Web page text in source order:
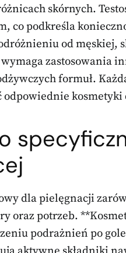
skórnych.
co podkreśla
od męskiej,
zastosowania
formuł.
kosmetyki
dla pielęgnacji
oraz potrzeb.
podrażnień po